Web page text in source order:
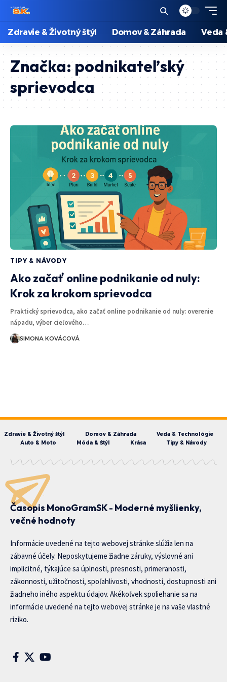
Zdravie & Životný štýl Domov & Záhrada Veda
Značka:podnikateľský
sprievodca
TIPY & NÁVODY
Ako začať online podnikanie od nuly:
Krok za krokom sprievodca
Praktický sprievodca, ako začať online podnikanie od nuly: overenie
nápadu, výber cieľového…
SIMONA KOVÁCOVÁ
Zdravie & Životný štýl Domov & Záhrada
Veda & Technológie
Auto & Moto
Móda & Štýl Krása Tipy & Návody
Časopis MonoGramSK - Moderné myšlienky,
večné hodnoty
Informácie uvedené na tejto webovej stránke slúžia len na
zábavné účely. Neposkytujeme žiadne záruky, výslovné ani
implicitné, týkajúce sa úplnosti, presnosti, primeranosti,
zákonnosti, užitočnosti, spoľahlivosti, vhodnosti, dostupnosti ani
žiadneho iného aspektu údajov. Akékoľvek spoliehanie sa na
informácie uvedené na tejto webovej stránke je na vaše vlastné
riziko.